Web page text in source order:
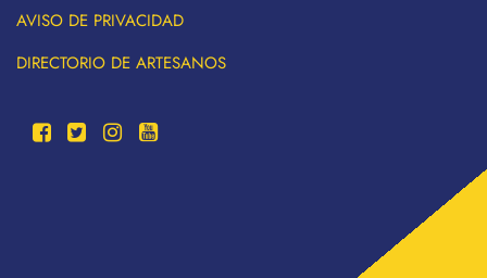
AVISO DE PRIVACIDAD
DIRECTORIO DE ARTESANOS